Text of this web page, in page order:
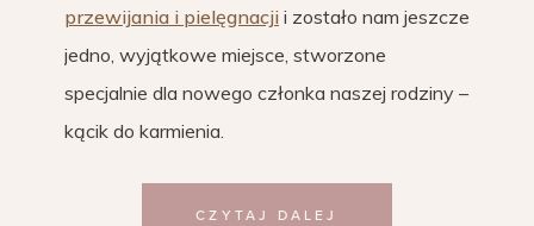
przewijania i pielęgnacji i zostało nam jeszcze
jedno, wyjątkowe miejsce, stworzone
specjalnie dla nowego członka naszej rodziny –
kącik do karmienia.
CZYTAJ DALEJ